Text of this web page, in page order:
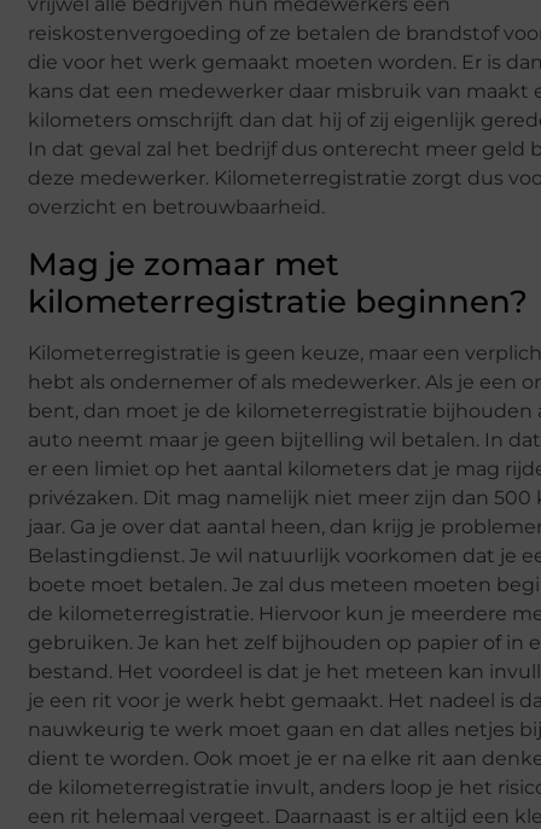
reiskostenvergoeding of ze betalen de brandstof
die voor het werk gemaakt moeten worden. Er is
kans dat een medewerker daar misbruik van maakt
kilometers omschrijft dan dat hij of zij eigenlijk
In dat geval zal het bedrijf dus onterecht meer geld
deze medewerker. Kilometerregistratie zorgt dus
overzicht en betrouwbaarheid.
Mag je zomaar met
kilometerregistratie beginnen?
Kilometerregistratie is geen keuze, maar een
hebt als ondernemer of als medewerker. Als je een
bent, dan moet je de kilometerregistratie bijhouden
auto neemt maar je geen bijtelling wil betalen. In
er een limiet op het aantal kilometers dat je mag
privézaken. Dit mag namelijk niet meer zijn dan 500
jaar. Ga je over dat aantal heen, dan krijg je
Belastingdienst. Je wil natuurlijk voorkomen dat je
boete moet betalen. Je zal dus meteen moeten
de kilometerregistratie. Hiervoor kun je meerdere
gebruiken. Je kan het zelf bijhouden op papier of in
bestand. Het voordeel is dat je het meteen kan
je een rit voor je werk hebt gemaakt. Het nadeel is
nauwkeurig te werk moet gaan en dat alles netjes
dient te worden. Ook moet je er na elke rit aan
de kilometerregistratie invult, anders loop je het
een rit helemaal vergeet. Daarnaast is er altijd een